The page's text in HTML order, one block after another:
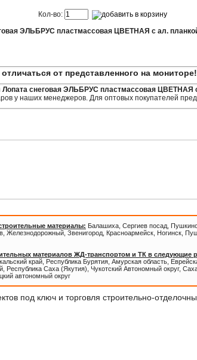
Кол-во:
ЭЛЬБРУС пластмассовая ЦВЕТНАЯ с ал.
от представленного на мониторе!
Лопата снеговая ЭЛЬБРУС пластмассовая ЦВЕТНАЯ
у наших менеджеров. Для оптовых покупателей
материалы: Балашиха, Сергиев посад,
Железнодорожный, Звенигород, Красноармейск, Ногинск,
материалов ЖД-транспортом и ТК в следующие
край, Республика Бурятия, Амурская область,
Республика Саха (Якутия), Чукотский Автономный округ,
автономный округ